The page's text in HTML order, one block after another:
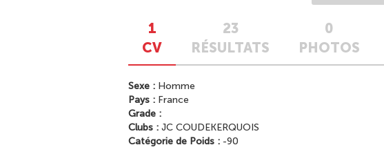
1
CV
23
RÉSULTATS
0
PHOTOS
Sexe : Homme
Pays : France
Grade :
Clubs : JC COUDEKERQUOIS
Catégorie de Poids : -90